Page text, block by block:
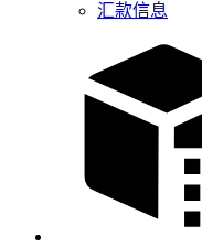
汇款信息